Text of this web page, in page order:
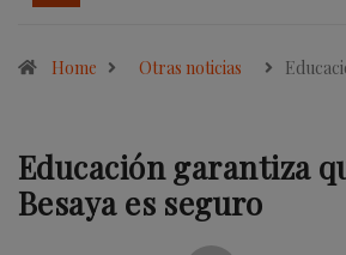
Home Otras noticias
Educación garantiza
Besaya es seguro